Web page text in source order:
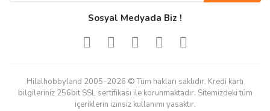
Sosyal Medyada Biz !
Hilalhobbyland 2005-2026 © Tüm hakları saklıdır. Kredi kartı
bilgileriniz 256bit SSL sertifikası ile korunmaktadır. Sitemizdeki tüm
içeriklerin izinsiz kullanımı yasaktır.